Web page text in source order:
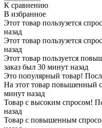
К сравнению
В избранное
Этот товар пользузется
назад
Этот товар пользузется
назад
Этот товар пользуется
заказ был 30 минут назад
Это популярный товар!
На этот товар повышенный
минут назад
Товар с высоким спросом!
назад
Товар с повышенным